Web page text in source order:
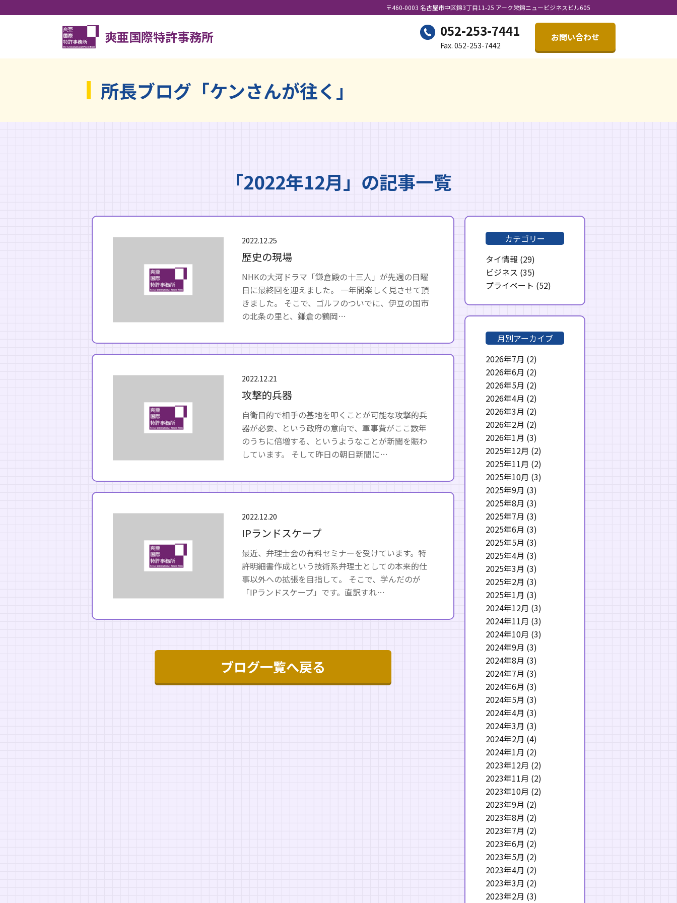
〒460-0003 名古屋市中区錦3丁目11-25 アーク栄錦ニュービジネスビル605
爽亜国際特許事務所 052-253-7441
Fax. 052-253-7442
お問い合わせ
所長ブログ「ケンさんが往く」
「2022年12月」の記事一覧
2022.12.25
歴史の現場
NHKの大河ドラマ「鎌倉殿の十三人」が先週の日曜
日に最終回を迎えました。 一年間楽しく見させて頂
きました。 そこで、ゴルフのついでに、伊豆の国市
の北条の里と、鎌倉の鶴岡…
2022.12.21
攻撃的兵器
自衛目的で相手の基地を叩くことが可能な攻撃的兵
器が必要、という政府の意向で、軍事費がここ数年
のうちに倍増する、というようなことが新聞を賑わ
しています。 そして昨日の朝日新聞に…
2022.12.20
IPランドスケープ
最近、弁理士会の有料セミナーを受けています。特
許明細書作成という技術系弁理士としての本来的仕
事以外への拡張を目指して。 そこで、学んだのが
「IPランドスケープ」です。直訳すれ…
ブログ一覧へ戻る
カテゴリー
タイ情報 (29)
ビジネス (35)
プライベート (52)
月別アーカイブ
2026年7月 (2)
2026年6月 (2)
2026年5月 (2)
2026年4月 (2)
2026年3月 (2)
2026年2月 (2)
2026年1月 (3)
2025年12月 (2)
2025年11月 (2)
2025年10月 (3)
2025年9月 (3)
2025年8月 (3)
2025年7月 (3)
2025年6月 (3)
2025年5月 (3)
2025年4月 (3)
2025年3月 (3)
2025年2月 (3)
2025年1月 (3)
2024年12月 (3)
2024年11月 (3)
2024年10月 (3)
2024年9月 (3)
2024年8月 (3)
2024年7月 (3)
2024年6月 (3)
2024年5月 (3)
2024年4月 (3)
2024年3月 (3)
2024年2月 (4)
2024年1月 (2)
2023年12月 (2)
2023年11月 (2)
2023年10月 (2)
2023年9月 (2)
2023年8月 (2)
2023年7月 (2)
2023年6月 (2)
2023年5月 (2)
2023年4月 (2)
2023年3月 (2)
2023年2月 (3)